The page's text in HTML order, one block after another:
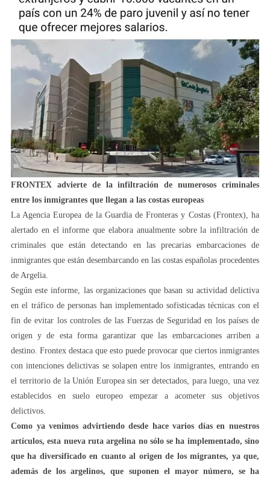
FRONTEX advierte de la infiltración de numerosos criminales
entre los inmigrantes que llegan a las costas europeas
La Agencia Europea de la Guardia de Fronteras y Costas (Frontex), ha
alertado en el informe que elabora anualmente sobre la infiltración de
criminales que están detectando en las precarias embarcaciones de
inmigrantes que están desembarcando en las costas españolas procedentes
de Argelia.
Según este informe, las organizaciones que basan su actividad delictiva
en el tráfico de personas han implementado sofisticadas técnicas con el
fin de evitar los controles de las Fuerzas de Seguridad en los países de
origen y de esta forma garantizar que las embarcaciones arriben a
destino. Frontex destaca que esto puede provocar que ciertos inmigrantes
con intenciones delictivas se solapen entre los inmigrantes, entrando en
el territorio de la Unión Europea sin ser detectados, para luego, una vez
establecidos en suelo europeo empezar a acometer sus objetivos
delictivos.
Como ya venimos advirtiendo desde hace varios días en nuestros
artículos, esta nueva ruta argelina no sólo se ha implementado, sino
que ha diversificado en cuanto al origen de los migrantes, ya que,
además de los argelinos, que suponen el mayor número, se ha